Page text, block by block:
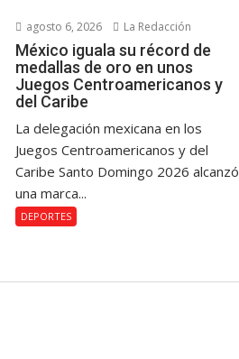
agosto 6, 2026 La Redacción
México iguala su récord de
medallas de oro en unos
Juegos Centroamericanos y
del Caribe
La delegación mexicana en los
Juegos Centroamericanos y del
Caribe Santo Domingo 2026 alcanzó
una marca...
DEPORTES